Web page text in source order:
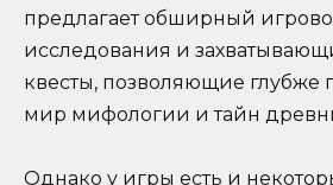
предлагает обширный
исследования и
квесты, позволяющие глубже
мир мифологии и тайн
Однако у игры есть и